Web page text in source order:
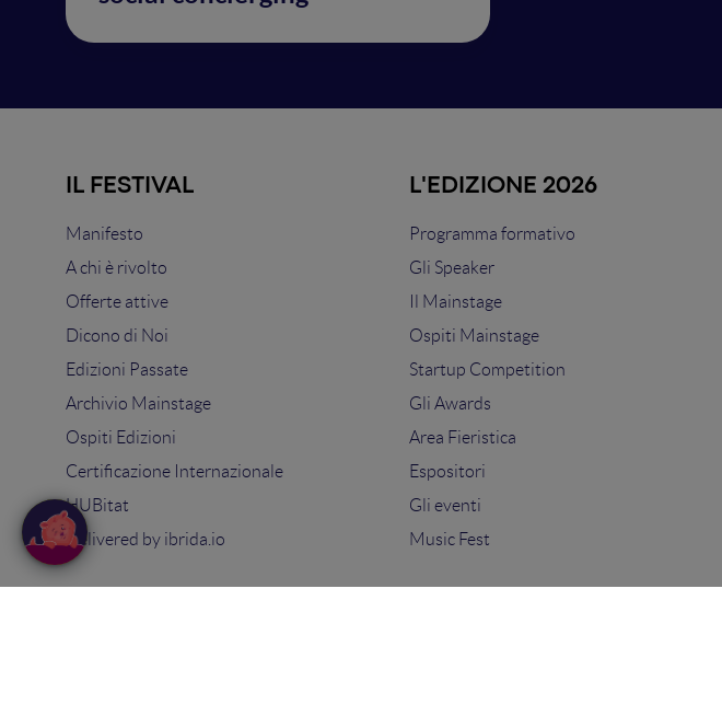
IL FESTIVAL
Manifesto
A chi è rivolto
Offerte attive
Dicono di Noi
Edizioni Passate
Archivio Mainstage
Ospiti Edizioni
Certificazione Internazionale
HUBitat
Delivered by ibrida.io
L'EDIZIONE 2026
Programma formativo
Gli Speaker
Il Mainstage
Ospiti Mainstage
Startup Competition
Gli Awards
Area Fieristica
Espositori
Gli eventi
Music Fest